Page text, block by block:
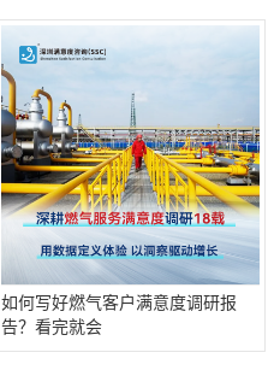
如何写好燃气客户满意度调研报
告？看完就会